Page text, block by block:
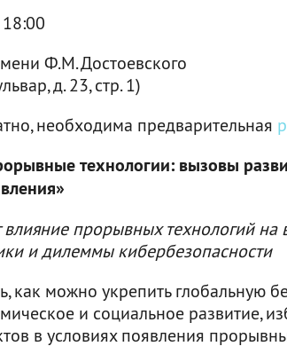
Ф.М. Достоевского
д. 23, стр. 1)
необходима предварительная
технологии: вызовы
влияние прорывных технологий на
и дилеммы кибербезопасности
как можно укрепить глобальную
и социальное развитие,
в условиях появления